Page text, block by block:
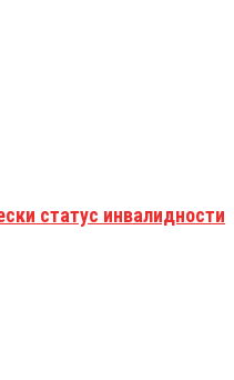
статус инвалидности